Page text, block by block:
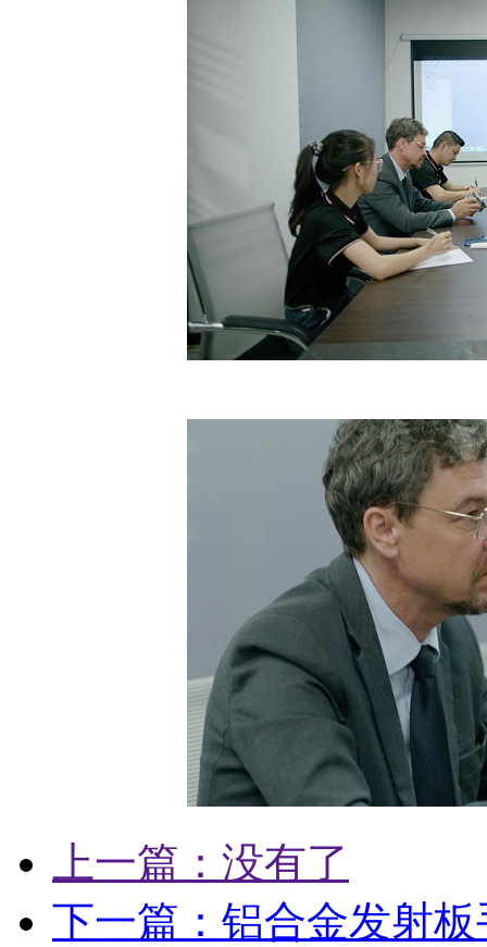
上一篇：没有了
下一篇：铝合金发射